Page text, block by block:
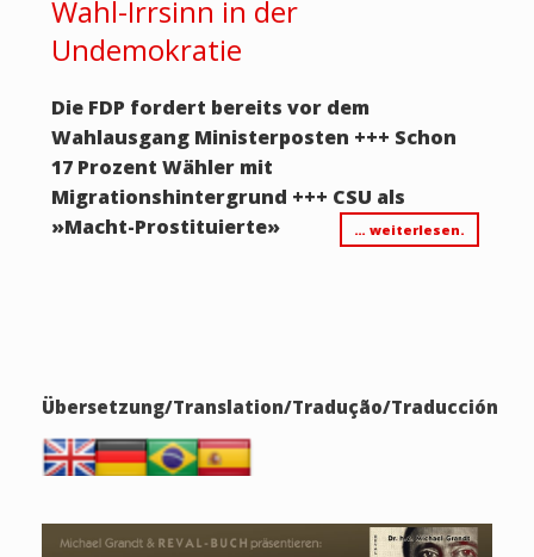
Wahl-Irrsinn in der
Undemokratie
Die FDP fordert bereits vor dem
Wahlausgang Ministerposten +++ Schon
17 Prozent Wähler mit
Migrationshintergrund +++ CSU als
»Macht-Prostituierte» … weiterlesen.
Übersetzung/Translation/Tradução/Traducción